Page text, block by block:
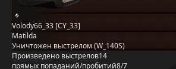
Volody66_33 [CY_33]
Matilda
Уничтожен выстрелом (W_140S)
Произведено выстрелов14
прямых попаданий/пробитий8/7